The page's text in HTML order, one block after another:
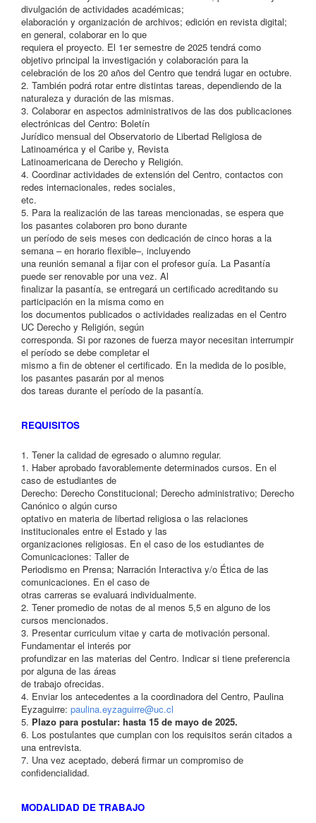
divulgación de actividades académicas;
elaboración y organización de archivos; edición en revista digital;
en general, colaborar en lo que
requiera el proyecto. El 1er semestre de 2025 tendrá como
objetivo principal la investigación y colaboración para la
celebración de los 20 años del Centro que tendrá lugar en octubre.
2. También podrá rotar entre distintas tareas, dependiendo de la
naturaleza y duración de las mismas.
3. Colaborar en aspectos administrativos de las dos publicaciones
electrónicas del Centro: Boletín
Jurídico mensual del Observatorio de Libertad Religiosa de
Latinoamérica y el Caribe y, Revista
Latinoamericana de Derecho y Religión.
4. Coordinar actividades de extensión del Centro, contactos con
redes internacionales, redes sociales,
etc.
5. Para la realización de las tareas mencionadas, se espera que
los pasantes colaboren pro bono durante
un período de seis meses con dedicación de cinco horas a la
semana – en horario flexible–, incluyendo
una reunión semanal a fijar con el profesor guía. La Pasantía
puede ser renovable por una vez. Al
finalizar la pasantía, se entregará un certificado acreditando su
participación en la misma como en
los documentos publicados o actividades realizadas en el Centro
UC Derecho y Religión, según
corresponda. Si por razones de fuerza mayor necesitan interrumpir
el período se debe completar el
mismo a fin de obtener el certificado. En la medida de lo posible,
los pasantes pasarán por al menos
dos tareas durante el período de la pasantía.
REQUISITOS
1. Tener la calidad de egresado o alumno regular.
1. Haber aprobado favorablemente determinados cursos. En el
caso de estudiantes de
Derecho: Derecho Constitucional; Derecho administrativo; Derecho
Canónico o algún curso
optativo en materia de libertad religiosa o las relaciones
institucionales entre el Estado y las
organizaciones religiosas. En el caso de los estudiantes de
Comunicaciones: Taller de
Periodismo en Prensa; Narración Interactiva y/o Ética de las
comunicaciones. En el caso de
otras carreras se evaluará individualmente.
2. Tener promedio de notas de al menos 5,5 en alguno de los
cursos mencionados.
3. Presentar curriculum vitae y carta de motivación personal.
Fundamentar el interés por
profundizar en las materias del Centro. Indicar si tiene preferencia
por alguna de las áreas
de trabajo ofrecidas.
4. Enviar los antecedentes a la coordinadora del Centro, Paulina
Eyzaguirre: paulina.eyzaguirre@uc.cl
5. Plazo para postular: hasta 15 de mayo de 2025.
6. Los postulantes que cumplan con los requisitos serán citados a
una entrevista.
7. Una vez aceptado, deberá firmar un compromiso de
confidencialidad.
MODALIDAD DE TRABAJO